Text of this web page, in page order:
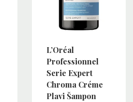
L’Oréal
Professionnel
Serie Expert
Chroma Créme
Plavi Šampon